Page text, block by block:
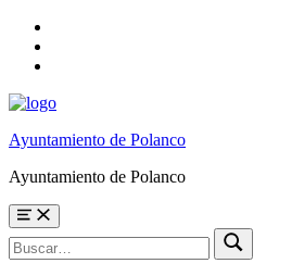
content
footer
Ayuntamiento de Polanco
Ayuntamiento de Polanco
Menu
Búsqueda
para: